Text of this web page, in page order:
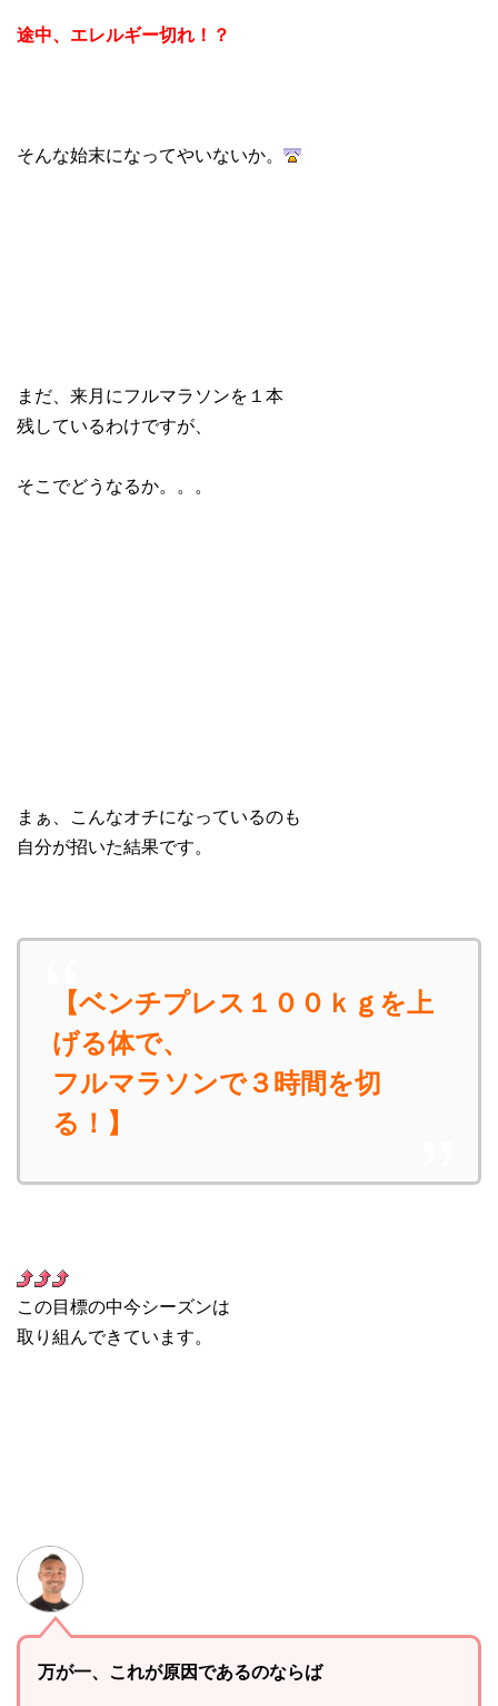
途中、エレルギー切れ！？
そんな始末になってやいないか。
まだ、来月にフルマラソンを１本
残しているわけですが、
そこでどうなるか。。。
まぁ、こんなオチになっているのも
自分が招いた結果です。
【ベンチプレス１００ｋｇを上
げる体で、
フルマラソンで３時間を切
る！】
この目標の中今シーズンは
取り組んできています。
万が一、これが原因であるのならば